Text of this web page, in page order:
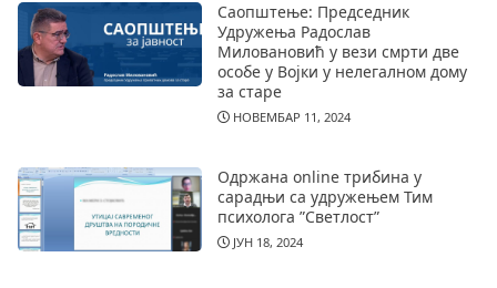
Саопштење: Председник
Удружења Радослав
Миловановић у вези смрти две
особе у Војки у нелегалном дому
за старе
НОВЕМБАР 11, 2024
Одржана online трибина у
сарадњи са удружењем Тим
психолога ”Светлост”
ЈУН 18, 2024